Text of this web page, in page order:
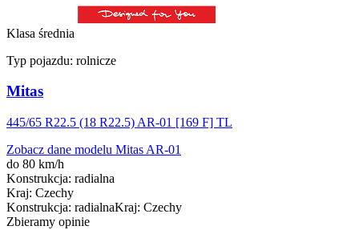
Klasa średnia
Typ pojazdu: rolnicze
Mitas
445/65 R22.5 (18 R22.5) AR-01 [169 F] TL
Zobacz dane modelu Mitas AR-01
do 80 km/h
Konstrukcja: radialna
Kraj: Czechy
Konstrukcja: radialnaKraj: Czechy
Zbieramy opinie